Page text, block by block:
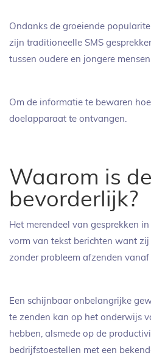
Ondanks de groeiende
zijn traditioneelle SMS
tussen oudere en jongere mensen..
Om de informatie te bewaren
doelapparaat te ontvangen.
Waarom is
bevorderlijk?
Het merendeel van gesprekken
vorm van tekst berichten want
zonder probleem afzenden
Een schijnbaar onbelangrijke
te zenden kan op het onderwijs
hebben, alsmede op de
bedrijfstoestellen met een